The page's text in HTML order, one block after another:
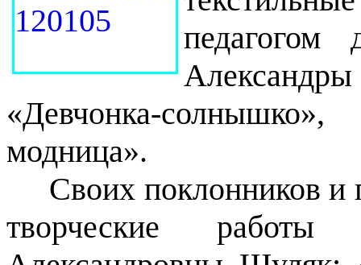
педагогом
«Девчонка-
модница».
Своих поклонников и
творческие